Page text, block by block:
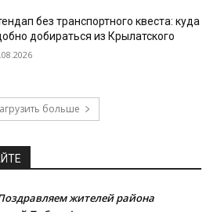
без транспортного квеста: куда
добираться из Крылатского
больше
жителей района